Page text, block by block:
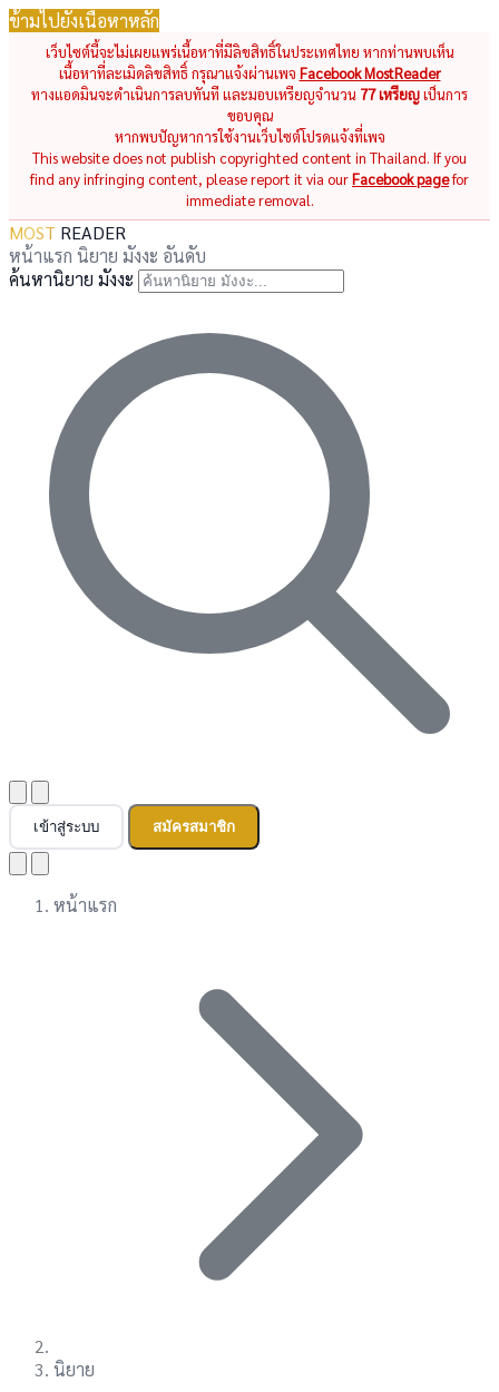
ข้ามไปยังเนื้อหาหลัก
เว็บไซต์นี้จะไม่เผยแพร่เนื้อหาที่มีลิขสิทธิ์ในประเทศไทย หากท่านพบเห็น
เนื้อหาที่ละเมิดลิขสิทธิ์ กรุณาแจ้งผ่านเพจ Facebook MostReader
ทางแอดมินจะดำเนินการลบทันที และมอบเหรียญจำนวน 77 เหรียญเป็นการ
ขอบคุณ
หากพบปัญหาการใช้งานเว็บไซต์โปรดแจ้งที่เพจ
This website does not publish copyrighted content in Thailand. If you
find any infringing content, please report it via ourFacebook pagefor
immediate removal.
MOST READER
หน้าแรก นิยาย มังงะ อันดับ
ค้นหานิยาย มังงะ
เข้าสู่ระบบ สมัครสมาชิก
หน้าแรก
นิยาย